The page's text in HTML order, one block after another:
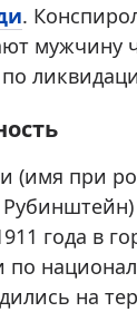
.
мужчину
(имя при
года в
по
на